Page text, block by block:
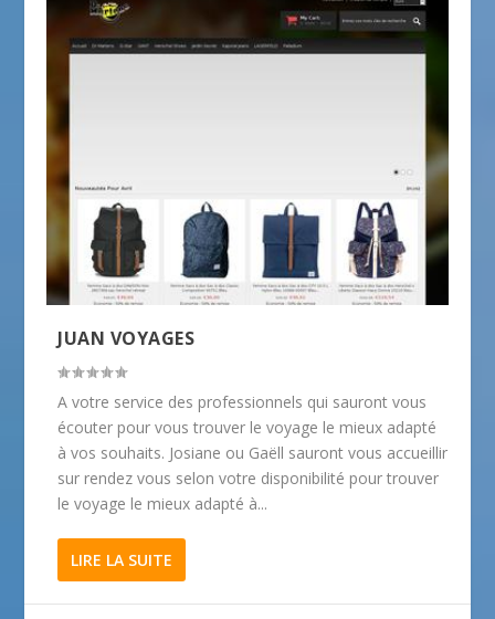
JUAN VOYAGES
A votre service des professionnels qui sauront vous
écouter pour vous trouver le voyage le mieux adapté
à vos souhaits. Josiane ou Gaëll sauront vous accueillir
sur rendez vous selon votre disponibilité pour trouver
le voyage le mieux adapté à...
LIRE LA SUITE